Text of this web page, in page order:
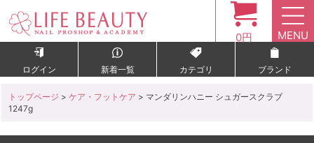
0円 MENU
ログイン 新着一覧 カテゴリ ブランド
トップページ > ケア・フットケア > マンダリンハニー シュガースクラブ
1247g